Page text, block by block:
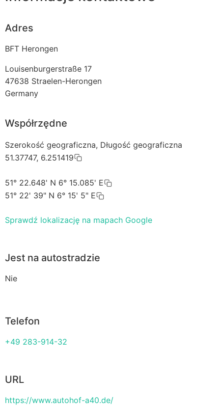
Adres
BFT Herongen
Louisenburgerstraße 17
47638 Straelen-Herongen
Germany
Współrzędne
Szerokość geograficzna, Długość geograficzna
51.37747, 6.251419
51° 22.648' N 6° 15.085' E
51° 22' 39" N 6° 15' 5" E
Sprawdź lokalizację na mapach Google
Jest na autostradzie
Nie
Telefon
+49 283-914-32
URL
https://www.autohof-a40.de/